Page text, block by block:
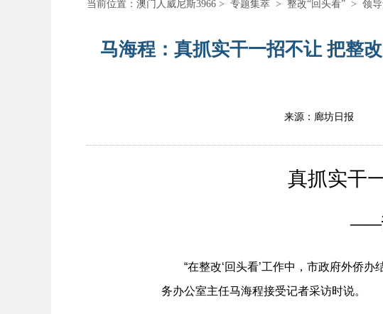
当前位置： 澳门人威尼斯3966 > 专题集萃 > 整改“回头看” > 领
马海程：真抓实干一招不让 把整
来源：廊坊日报
真抓实干一
——访
“在整改‘回头看’工作中，市政府外侨办
务办公室主任马海程接受记者采访时说。